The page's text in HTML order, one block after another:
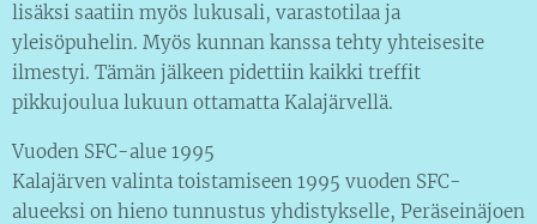
lisäksi saatiin myös lukusali, varastotilaa ja
yleisöpuhelin. Myös kunnan kanssa tehty yhteisesite
ilmestyi. Tämän jälkeen pidettiin kaikki treffit
pikkujoulua lukuun ottamatta Kalajärvellä.
Vuoden SFC-alue 1995
Kalajärven valinta toistamiseen 1995 vuoden SFC-
alueeksi on hieno tunnustus yhdistykselle, Peräseinäjoen